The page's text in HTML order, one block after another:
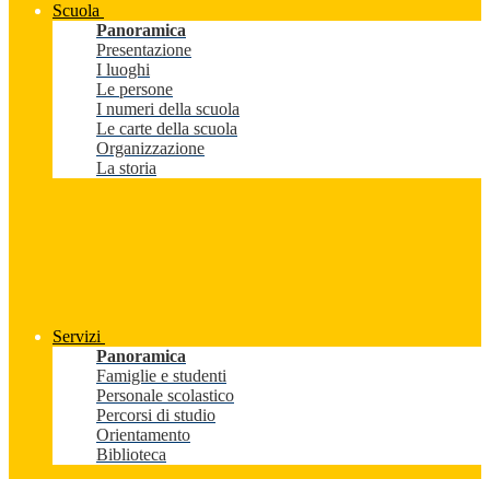
Scuola
Panoramica
Presentazione
I luoghi
Le persone
I numeri della scuola
Le carte della scuola
Organizzazione
La storia
Servizi
Panoramica
Famiglie e studenti
Personale scolastico
Percorsi di studio
Orientamento
Biblioteca